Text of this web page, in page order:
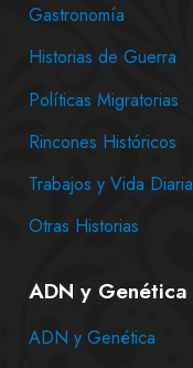
Gastronomía
Historias de Guerra
Políticas Migratorias
Rincones Históricos
Trabajos y Vida Diaria
Otras Historias
ADN y Genética
ADN y Genética